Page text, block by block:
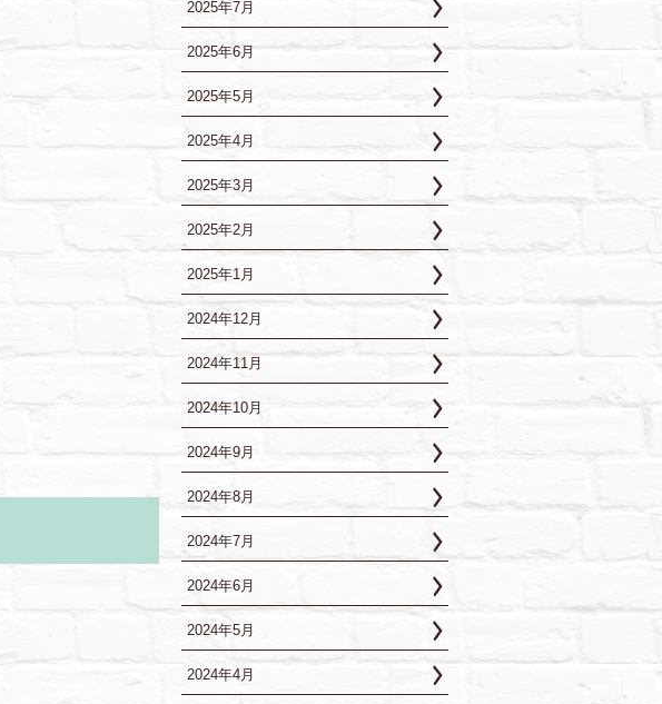
2025年7月
2025年6月
2025年5月
2025年4月
2025年3月
2025年2月
2025年1月
2024年12月
2024年11月
2024年10月
2024年9月
2024年8月
2024年7月
2024年6月
2024年5月
2024年4月